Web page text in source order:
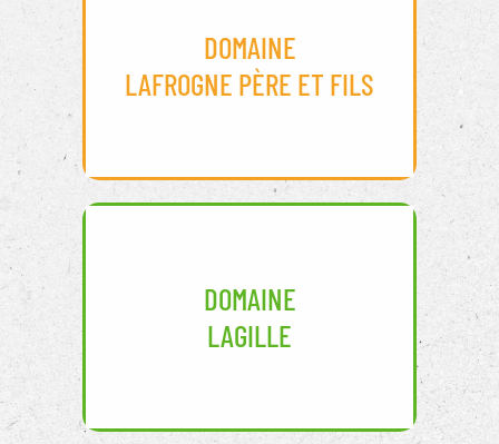
DOMAINE
LAFROGNE PÈRE ET FILS
DOMAINE
LAGILLE